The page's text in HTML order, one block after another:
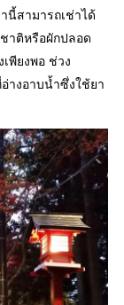
นี้สามารถเช่าได้
าติหรือผักปลอด
พียงพอ ช่วง
างอาบน้ำซึ่งใช้ยา